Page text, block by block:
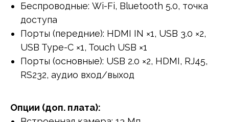
Беспроводные: Wi-Fi, Bluetooth 5.0, точка
доступа
Порты (передние): HDMI IN ×1, USB 3.0 ×2,
USB Type-C ×1, Touch USB ×1
Порты (основные): USB 2.0 ×2, HDMI, RJ45,
RS232, аудио вход/выход
Опции (доп. плата):